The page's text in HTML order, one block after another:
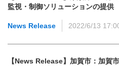
監視・制御ソリューションの提供
News Release 2022/6/13
【News Release】加賀市：加賀